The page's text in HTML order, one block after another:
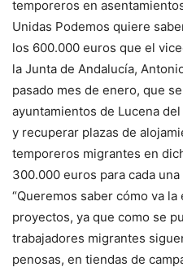
temporeros en
Unidas Podemos quiere
los 600.000 euros que el
la Junta de Andalucía,
pasado mes de enero, que
ayuntamientos de Lucena
y recuperar plazas de
temporeros migrantes en
300.000 euros para cada
“Queremos saber cómo va
proyectos, ya que como se
trabajadores migrantes
penosas, en tiendas de